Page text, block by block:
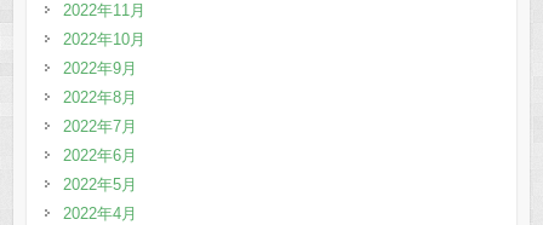
2022年11月
2022年10月
2022年9月
2022年8月
2022年7月
2022年6月
2022年5月
2022年4月